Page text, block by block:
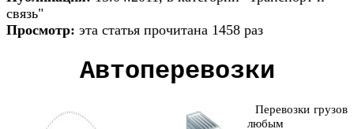
связь"
Просмотр: эта статья прочитана 1458 раз
Автоперевозки
Перевозки грузов
любым